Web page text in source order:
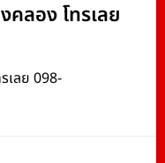
คลอง โทรเลย
เลย 098-